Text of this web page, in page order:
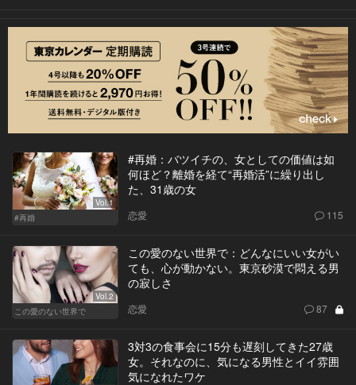
Vol.1
#再婚
#再婚：バツイチの、女としての価値は如
何ほど？離婚を経て“再婚活”に繰り出し
た、31歳の女
恋愛 115
Vol.2
この愛のない世界で
この愛のない世界で：どんなにいい女がい
ても、心が動かない。東京砂漠で悶える男
の寂しさ
恋愛 87
3対3の食事会に15分も遅刻してきた27歳
女。それなのに、気になる男性とイイ雰囲
気になれたワケ